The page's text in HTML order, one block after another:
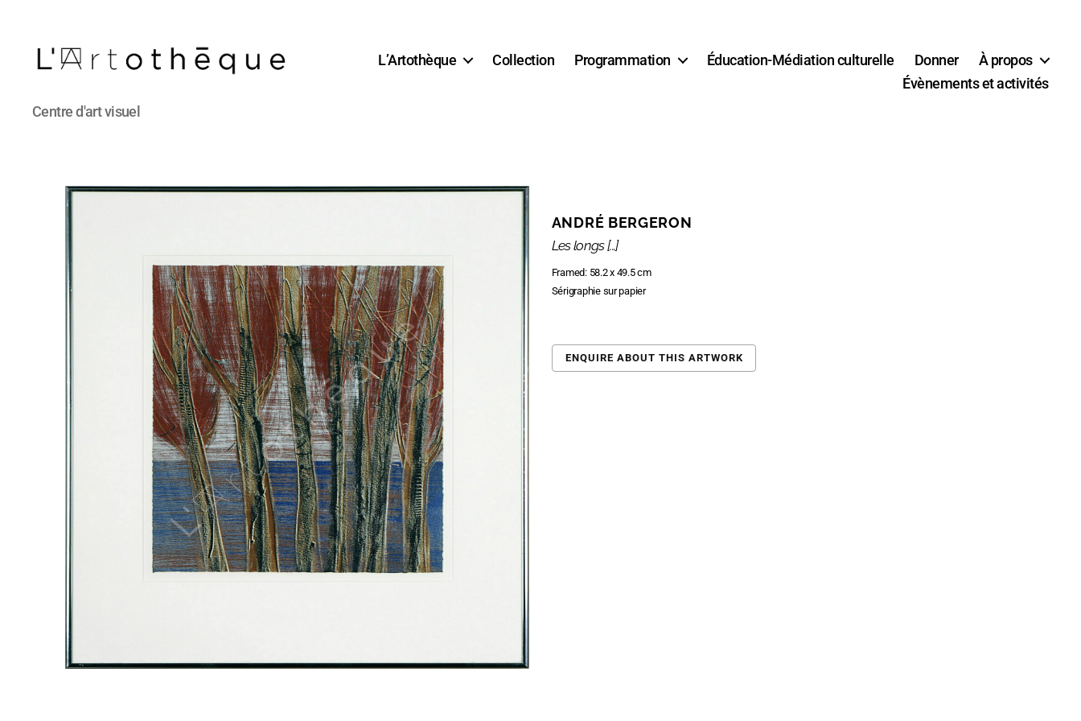
L'Artothèque
Centre d'art visuel
L’Artothèque Collection Programmation Éducation-Médiation culturelle Donner
À propos
Évènements et activités
ANDRÉ BERGERON
Les longs [...]
Framed: 58.2 x 49.5 cm
Sérigraphie sur papier
ENQUIRE ABOUT THIS ARTWORK